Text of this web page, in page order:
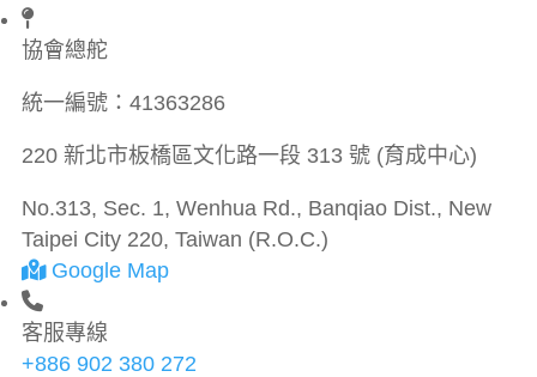
協會總舵
統一編號： 41363286
220 新北市板橋區文化路一段 313 號 (育成中心)
No.313, Sec. 1, Wenhua Rd., Banqiao Dist., New
Taipei City 220, Taiwan (R.O.C.)
Google Map
客服專線
+886 902 380 272